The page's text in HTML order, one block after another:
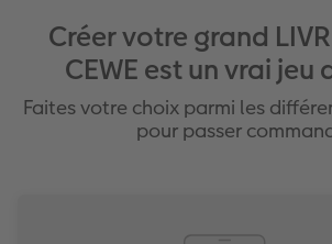
Créer votre grand
CEWE est un vrai jeu
Faites votre choix parmi les
pour passer